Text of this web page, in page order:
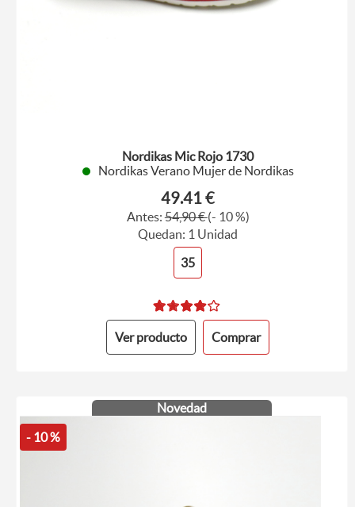
Nordikas Mic Rojo 1730
Nordikas Verano Mujer de Nordikas
49.41 €
Antes:54,90 €(- 10 %)
Quedan: 1 Unidad
35
Ver producto Comprar
Novedad
- 10 %